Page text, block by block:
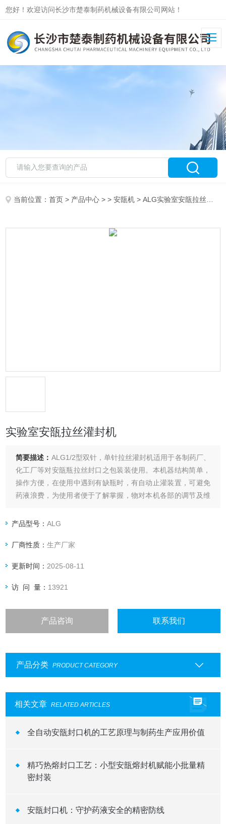
您好！欢迎访问长沙市楚泰制药机械设备有限公司网站！
当前位置：首页 > 产品中心 > >安瓿机 > ALG实验室安瓿拉丝灌封机
实验室安瓿拉丝灌封机
简要描述： ALG1/2型双针，单针拉丝灌封机适用于各制药厂、
化工厂等对安瓿瓶拉丝封口之包装装使用。本机器结构简单，
操作方便，在使用中遇到有缺瓶时，有自动止灌装置，可避免
药液浪费，为使用者便于了解掌握，物对本机各部的调节及维
产品型号：ALG
厂商性质：生产厂家
更新时间： 2025-08-11
访 问 量： 13921
产品咨询 联系我们
产品分类 PRODUCT CATEGORY
相关文章 RELATED ARTICLES
全自动安瓿封口机的工艺原理与制药生产应用价值
精巧热熔封口工艺：小型安瓿熔封机赋能小批量精
密封装
安瓿封口机：守护药液安全的精密防线